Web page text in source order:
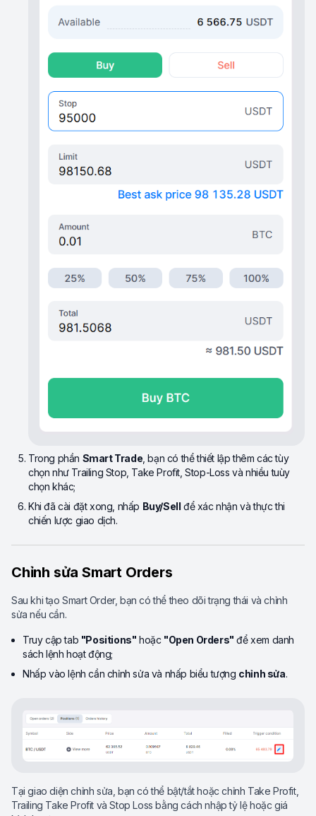
Trong phần Smart Trade , bạn có thể thiết lập thêm các tùy
chọn như Trailing Stop, Take Profit, Stop-Loss và nhiều tuùy
chọn khác;
Khi đã cài đặt xong, nhấp Buy/Sell để xác nhận và thực thi
chiến lược giao dịch.
Chỉnh sửa Smart Orders
Sau khi tạo Smart Order, bạn có thể theo dõi trạng thái và chỉnh
sửa nếu cần.
Truy cập tab "Positions" hoặc "Open Orders" để xem danh
sách lệnh hoạt động;
Nhấp vào lệnh cần chỉnh sửa và nhấp biểu tượng chỉnh sửa.
Tại giao diện chỉnh sửa, bạn có thể bật/tắt hoặc chỉnh Take Profit,
Trailing Take Profit và Stop Loss bằng cách nhập tỷ lệ hoặc giá